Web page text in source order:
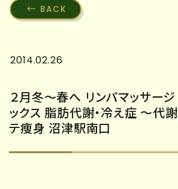
BACK
2014.02.26
２月冬～春へ リンパマッサー
ックス 脂肪代謝・冷え症 ～代
テ痩身 沼津駅南口